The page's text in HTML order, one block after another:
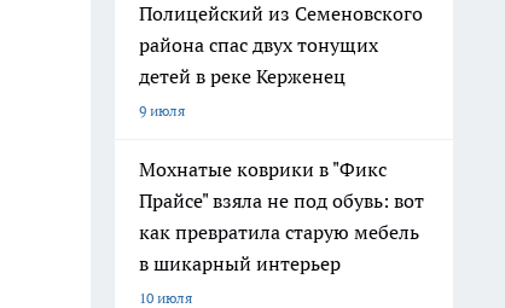
Полицейский из Семеновского
района спас двух тонущих
детей в реке Керженец
9 июля
Мохнатые коврики в "Фикс
Прайсе" взяла не под обувь: вот
как превратила старую мебель
в шикарный интерьер
10 июля